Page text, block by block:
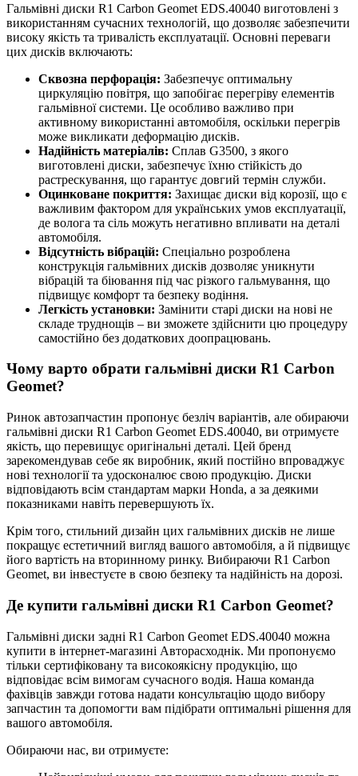
Гальмівні диски R1 Carbon Geomet EDS.40040 виготовлені з
використанням сучасних технологій, що дозволяє забезпечити
високу якість та тривалість експлуатації. Основні переваги
цих дисків включають:
Сквозна перфорація: Забезпечує оптимальну
циркуляцію повітря, що запобігає перегріву елементів
гальмівної системи. Це особливо важливо при
активному використанні автомобіля, оскільки перегрів
може викликати деформацію дисків.
Надійність матеріалів: Сплав G3500, з якого
виготовлені диски, забезпечує їхню стійкість до
растрескування, що гарантує довгий термін служби.
Оцинковане покриття: Захищає диски від корозії, що є
важливим фактором для українських умов експлуатації,
де волога та сіль можуть негативно впливати на деталі
автомобіля.
Відсутність вібрацій: Спеціально розроблена
конструкція гальмівних дисків дозволяє уникнути
вібрацій та біювання під час різкого гальмування, що
підвищує комфорт та безпеку водіння.
Легкість установки: Замінити старі диски на нові не
складе труднощів – ви зможете здійснити цю процедуру
самостійно без додаткових доопрацювань.
Чому варто обрати гальмівні диски R1 Carbon
Geomet?
Ринок автозапчастин пропонує безліч варіантів, але обираючи
гальмівні диски R1 Carbon Geomet EDS.40040, ви отримуєте
якість, що перевищує оригінальні деталі. Цей бренд
зарекомендував себе як виробник, який постійно впроваджує
нові технології та удосконалює свою продукцію. Диски
відповідають всім стандартам марки Honda, а за деякими
показниками навіть перевершують їх.
Крім того, стильний дизайн цих гальмівних дисків не лише
покращує естетичний вигляд вашого автомобіля, а й підвищує
його вартість на вторинному ринку. Вибираючи R1 Carbon
Geomet, ви інвестуєте в свою безпеку та надійність на дорозі.
Де купити гальмівні диски R1 Carbon Geomet?
Гальмівні диски задні R1 Carbon Geomet EDS.40040 можна
купити в інтернет-магазині Авторасходнік. Ми пропонуємо
тільки сертифіковану та високоякісну продукцію, що
відповідає всім вимогам сучасного водія. Наша команда
фахівців завжди готова надати консультацію щодо вибору
запчастин та допомогти вам підібрати оптимальні рішення для
вашого автомобіля.
Обираючи нас, ви отримуєте: